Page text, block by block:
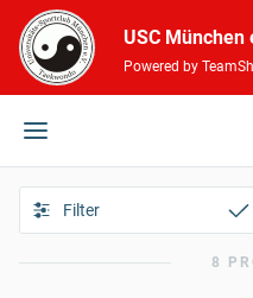
USC
Powered by
Filter
8